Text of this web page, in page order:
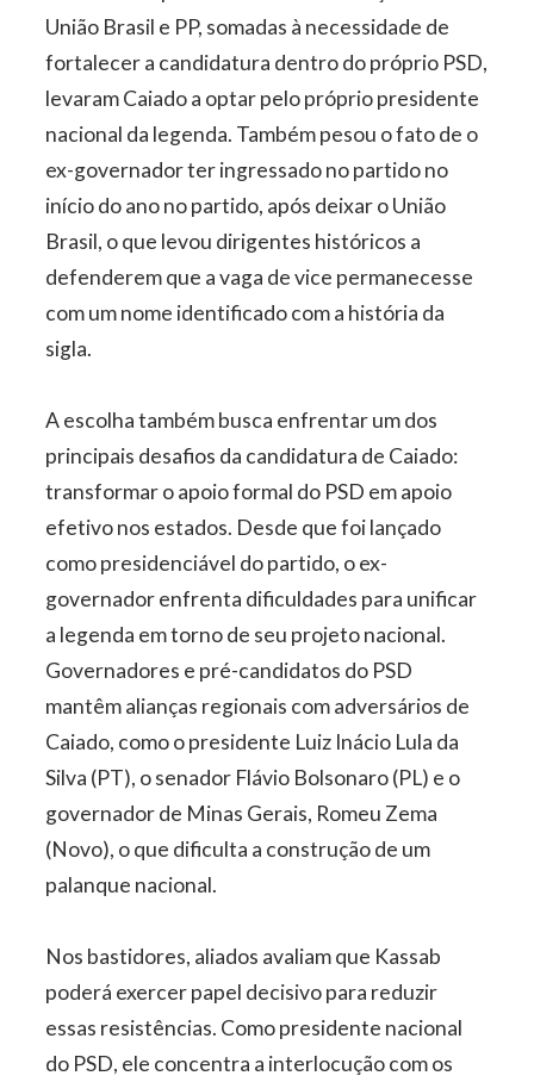
União Brasil e PP, somadas à necessidade de
fortalecer a candidatura dentro do próprio PSD,
levaram Caiado a optar pelo próprio presidente
nacional da legenda. Também pesou o fato de o
ex-governador ter ingressado no partido no
início do ano no partido, após deixar o União
Brasil, o que levou dirigentes históricos a
defenderem que a vaga de vice permanecesse
com um nome identificado com a história da
sigla.
A escolha também busca enfrentar um dos
principais desafios da candidatura de Caiado:
transformar o apoio formal do PSD em apoio
efetivo nos estados. Desde que foi lançado
como presidenciável do partido, o ex-
governador enfrenta dificuldades para unificar
a legenda em torno de seu projeto nacional.
Governadores e pré-candidatos do PSD
mantêm alianças regionais com adversários de
Caiado, como o presidente Luiz Inácio Lula da
Silva (PT), o senador Flávio Bolsonaro (PL) e o
governador de Minas Gerais, Romeu Zema
(Novo), o que dificulta a construção de um
palanque nacional.
Nos bastidores, aliados avaliam que Kassab
poderá exercer papel decisivo para reduzir
essas resistências. Como presidente nacional
do PSD, ele concentra a interlocução com os